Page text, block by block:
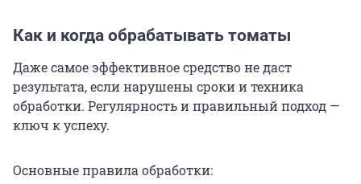
Как и когда обрабатывать томаты
Даже самое эффективное средство не даст
результата, если нарушены сроки и техника
обработки. Регулярность и правильный подход —
ключ к успеху.
Основные правила обработки: